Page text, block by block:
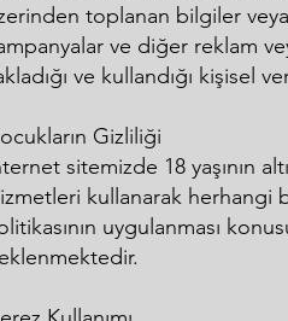
toplanan bilgiler
ve diğer reklam
ve kullandığı kişisel
Gizliliği
sitemizde 18 yaşının
kullanarak herhangi
uygulanması